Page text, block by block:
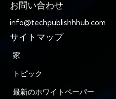
お問い合わせ
info@techpublishhhub.com
サイトマップ
家
トピック
最新のホワイトペーパー